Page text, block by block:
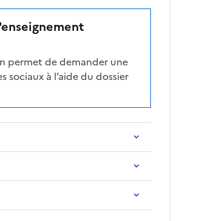
permet de demander une
sociaux à l’aide du dossier